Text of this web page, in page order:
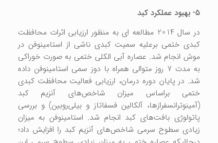
5- بهبود عملکرد کبد
در سال 2014 مطالعه ای به منظور ارزیابی اثرات محافظت
کبدی ختمی برعلیه سمیت کبدی ناشی از استامینوفن در
موش انجام شد. عصاره آبی الکلی ختمی به صورت خوراکی
به مدت 7 روز متوالی همراه با دوز سمی استامینوفن داده
شد. در پایان دوره درمان، ارزیابی فعالیت محافظت کبدی
ختمی براساس میزان شاخص‌های آنزیم کبد
(آمینوترانسفرازها، آلکالین فسفاتاز و بیلی‌روبین) و بررسی
پاتولوژی بافت‌های کبد انجام شد. استامینوفن به میزان
زیادی سطوح سرمی شاخص‌های آنزیم کبد را افزایش داد؛